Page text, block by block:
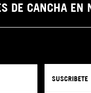
DE CANCHA EN
SUSCRIBETE